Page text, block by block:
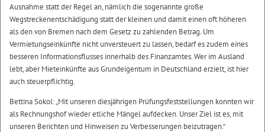
Ausnahme statt der Regel an, nämlich die sogenannte große
Wegstreckenentschädigung statt der kleinen und damit einen oft höheren
als den von Bremen nach dem Gesetz zu zahlenden Betrag. Um
Vermietungseinkünfte nicht unversteuert zu lassen, bedarf es zudem eines
besseren Informationsflusses innerhalb des Finanzamtes. Wer im Ausland
lebt, aber Mieteinkünfte aus Grundeigentum in Deutschland erzielt, ist hier
auch steuerpflichtig.
Bettina Sokol: „Mit unseren diesjährigen Prüfungsfeststellungen konnten wir
als Rechnungshof wieder etliche Mängel aufdecken. Unser Ziel ist es, mit
unseren Berichten und Hinweisen zu Verbesserungen beizutragen.“